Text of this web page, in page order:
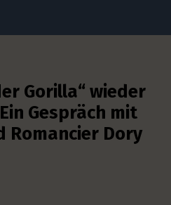
Gorilla“ wieder
Gespräch mit
Romancier Dory